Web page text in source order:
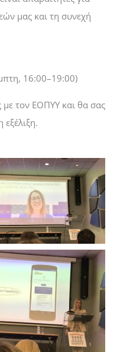
μας και τη συνεχή
16:00–19:00)
με τον ΕΟΠΥΥ και θα σας